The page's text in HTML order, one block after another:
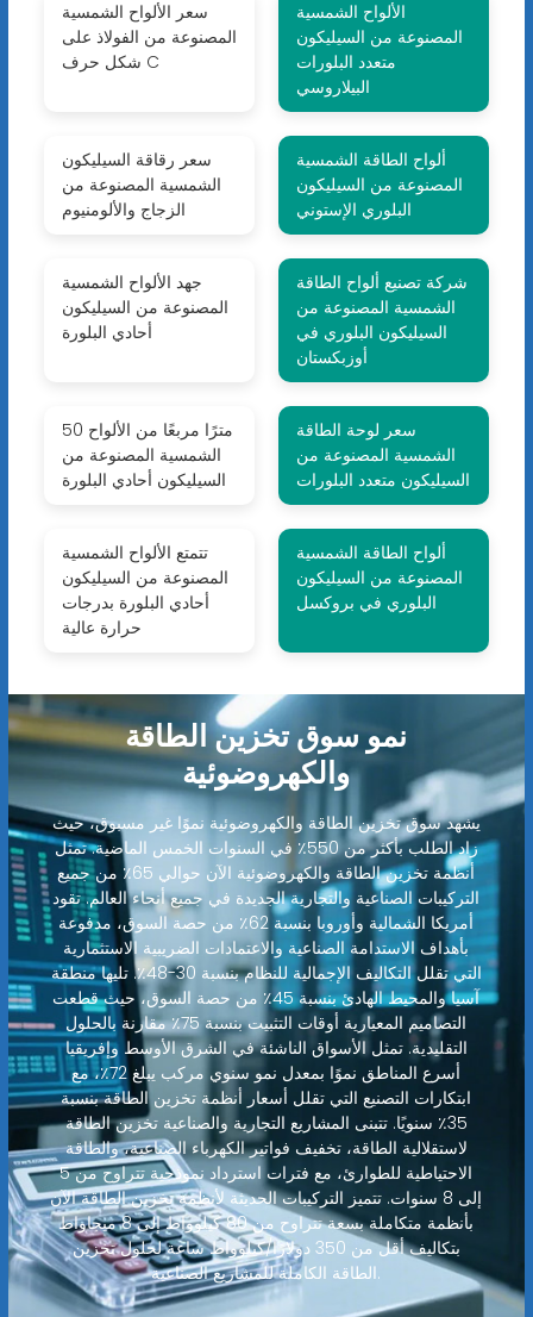
سعر الألواح الشمسية
المصنوعة من الفولاذ على
شكل حرف C
الألواح الشمسية
المصنوعة من السيليكون
متعدد البلورات
البيلاروسي
سعر رقاقة السيليكون
الشمسية المصنوعة من
الزجاج والألومنيوم
ألواح الطاقة الشمسية
المصنوعة من السيليكون
البلوري الإستوني
جهد الألواح الشمسية
المصنوعة من السيليكون
أحادي البلورة
شركة تصنيع ألواح الطاقة
الشمسية المصنوعة من
السيليكون البلوري في
أوزبكستان
50 مترًا مربعًا من الألواح
الشمسية المصنوعة من
السيليكون أحادي البلورة
سعر لوحة الطاقة
الشمسية المصنوعة من
السيليكون متعدد البلورات
تتمتع الألواح الشمسية
المصنوعة من السيليكون
أحادي البلورة بدرجات
حرارة عالية
ألواح الطاقة الشمسية
المصنوعة من السيليكون
البلوري في بروكسل
نمو سوق تخزين الطاقة
والكهروضوئية
يشهد سوق تخزين الطاقة والكهروضوئية نموًا غير مسبوق، حيث
زاد الطلب بأكثر من 550٪ في السنوات الخمس الماضية. تمثل
أنظمة تخزين الطاقة والكهروضوئية الآن حوالي 65٪ من جميع
التركيبات الصناعية والتجارية الجديدة في جميع أنحاء العالم. تقود
أمريكا الشمالية وأوروبا بنسبة 62٪ من حصة السوق، مدفوعة
بأهداف الاستدامة الصناعية والاعتمادات الضريبية الاستثمارية
التي تقلل التكاليف الإجمالية للنظام بنسبة 30-48٪. تليها منطقة
آسيا والمحيط الهادئ بنسبة 45٪ من حصة السوق، حيث قطعت
التصاميم المعيارية أوقات التثبيت بنسبة 75٪ مقارنة بالحلول
التقليدية. تمثل الأسواق الناشئة في الشرق الأوسط وإفريقيا
أسرع المناطق نموًا بمعدل نمو سنوي مركب يبلغ 72٪، مع
ابتكارات التصنيع التي تقلل أسعار أنظمة تخزين الطاقة بنسبة
35٪ سنويًا. تتبنى المشاريع التجارية والصناعية تخزين الطاقة
لاستقلالية الطاقة، تخفيف فواتير الكهرباء الصناعية، والطاقة
الاحتياطية للطوارئ، مع فترات استرداد نموذجية تتراوح من 5
إلى 8 سنوات. تتميز التركيبات الحديثة لأنظمة تخزين الطاقة الآن
بأنظمة متكاملة بسعة تتراوح من 80 كيلوواط إلى 8 ميجاواط
بتكاليف أقل من 350 دولارًا/كيلوواط ساعة لحلول تخزين
الطاقة الكاملة للمشاريع الصناعية.